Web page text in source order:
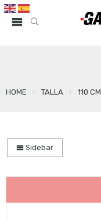
HOME TALLA 110 CM
Sidebar